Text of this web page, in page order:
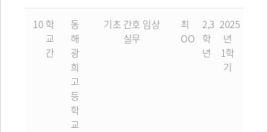
10 학
교
간
동
해
광
희
고
등
학
교
기초 간호 임상
실무
최
OO
2,3
학
년
2025
년
1학
기